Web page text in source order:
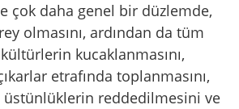
çok daha genel bir düzlemde,
olmasını, ardından da tüm
kucaklanmasını,
etrafında toplanmasını,
üstünlüklerin reddedilmesini ve